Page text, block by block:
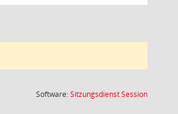
Software:SitzungsdienstSession(Wird in